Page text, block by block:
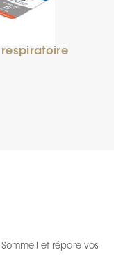
respiratoire
et répare vos